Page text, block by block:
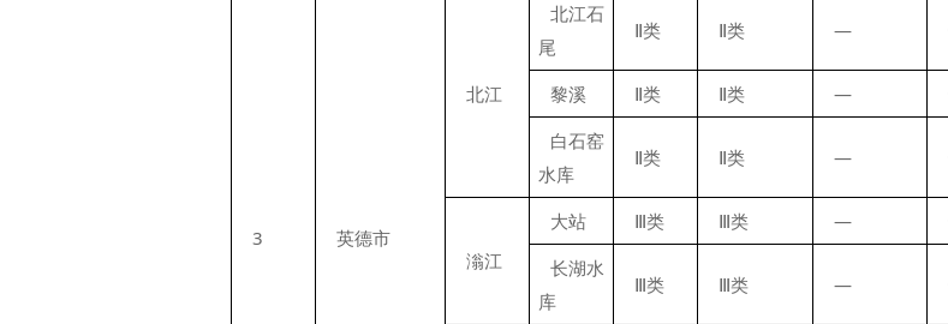
3 英德市
北江
北江石
尾
Ⅱ类 Ⅱ类 —
黎溪 Ⅱ类 Ⅱ类 —
白石窑
水库
Ⅱ类 Ⅱ类 —
滃江
大站 Ⅲ类 Ⅲ类 —
长湖水
库
Ⅲ类 Ⅲ类 —